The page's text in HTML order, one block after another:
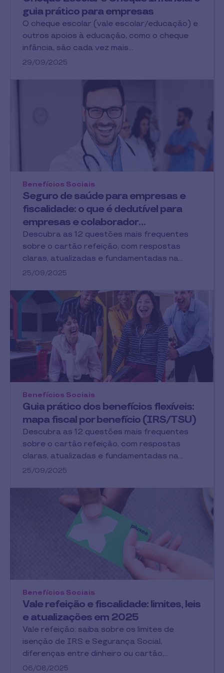
guia prático para empresas
O cheque escolar (vale escolar/educação) e
outros apoios à educação, como o cheque
infância, são cada vez mais…
29/09/2025
Seguro de saúde para empresas e
fiscalidade: o que é dedutível para
empresas e colaborador…
Benefícios Sociais
Descubra as 12 questões mais frequentes
sobre o cartão refeição, com respostas
claras, atualizadas e fundamentadas na…
25/09/2025
Guia prático dos benefícios flexíveis:
mapa fiscal por benefício (IRS/TSU)
Benefícios Sociais
Descubra as 12 questões mais frequentes
sobre o cartão refeição, com respostas
claras, atualizadas e fundamentadas na…
25/09/2025
Vale refeição e fiscalidade: limites, leis
e atualizações em 2025
Benefícios Sociais
Vale refeição: saiba sobre os limites de
isenção de IRS e Segurança Social,
diferenças entre dinheiro ou cartão,…
06/08/2025